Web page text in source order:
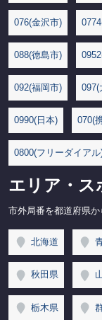
076(金沢市)
088(徳島市)
092(福岡市) 097(
0990(日本) 070(
0800(フリーダイアル
エリア・ス
市外局番を都道府県
北海道
秋田県
栃木県